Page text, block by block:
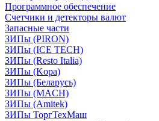
Программное обеспечение
Счетчики и детекторы валют
Запасные части
ЗИПы (PIRON)
ЗИПы (ICE TECH)
ЗИПы (Resto Italia)
ЗИПы (Kopa)
ЗИПы (Беларусь)
ЗИПы (MACH)
ЗИПы (Amitek)
ЗИПы ТоргТехМаш